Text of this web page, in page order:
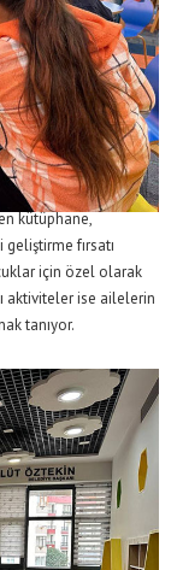
kütüphane,
fırsatı
için özel olarak
aktiviteler ise ailelerin
tanıyor.